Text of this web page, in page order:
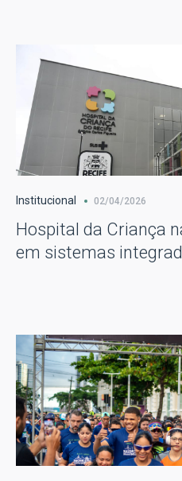
Institucional 02/04/2026
Hospital da Criança
em sistemas